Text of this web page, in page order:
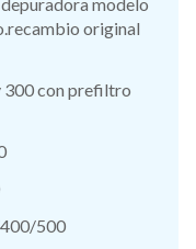
original
300 con prefiltro
500